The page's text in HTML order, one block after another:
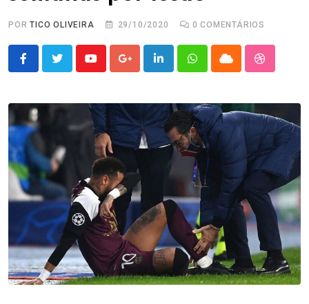
PORTICO OLIVEIRA 29/10/2020 0 COMENTÁRIOS
YoutubeGoogle+LinkedInWhatsappCloud